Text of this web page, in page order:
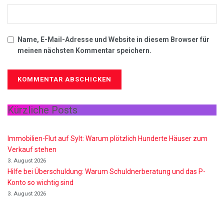
Name, E-Mail-Adresse und Website in diesem Browser für
meinen nächsten Kommentar speichern.
Kürzliche Posts
Immobilien-Flut auf Sylt: Warum plötzlich Hunderte Häuser zum
Verkauf stehen
3. August 2026
Hilfe bei Überschuldung: Warum Schuldnerberatung und das P-
Konto so wichtig sind
3. August 2026